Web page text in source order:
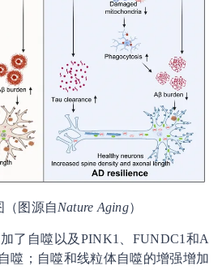
（图源自Nature Aging）
了自噬以及PINK1、FUNDC1和A
噬；自噬和线粒体自噬的增强增加